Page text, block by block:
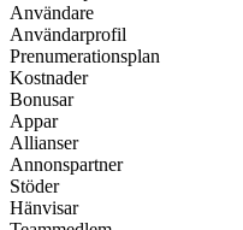
Användare
Användarprofil
Prenumerationsplan
Kostnader
Bonusar
Appar
Allianser
Annonspartner
Stöder
Hänvisar